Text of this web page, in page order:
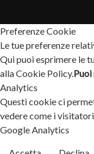
Preferenze Cookie
Le tue preferenze
Qui puoi esprimere le
alla Cookie Policy.Puoi
Analytics
Questi cookie ci
vedere come i
Google Analytics